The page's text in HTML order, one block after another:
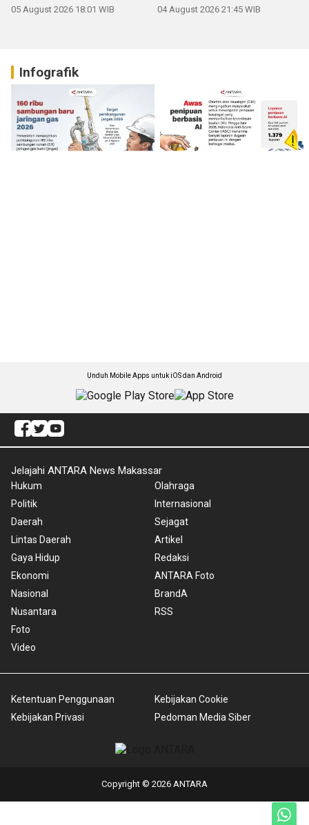
05 August 2026 18:01 WIB 04 August 2026 21:45 WIB
Infografik
Unduh Mobile Apps untuk iOS dan Android
Jelajahi ANTARA News Makassar
Hukum
Politik
Daerah
Lintas Daerah
Gaya Hidup
Ekonomi
Nasional
Nusantara
Foto
Video
Olahraga
Internasional
Sejagat
Artikel
Redaksi
ANTARA Foto
BrandA
RSS
Ketentuan Penggunaan
Kebijakan Privasi
Kebijakan Cookie
Pedoman Media Siber
Copyright © 2026 ANTARA